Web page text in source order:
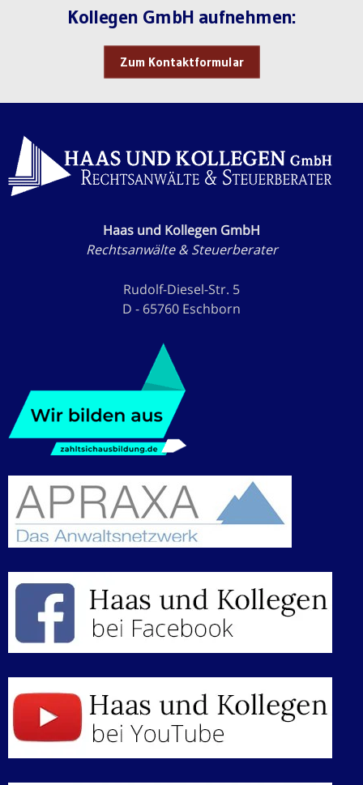
Kollegen GmbH aufnehmen:
Zum Kontaktformular
Haas und Kollegen GmbH
Rechtsanwälte & Steuerberater
Rudolf-Diesel-Str. 5
D - 65760 Eschborn